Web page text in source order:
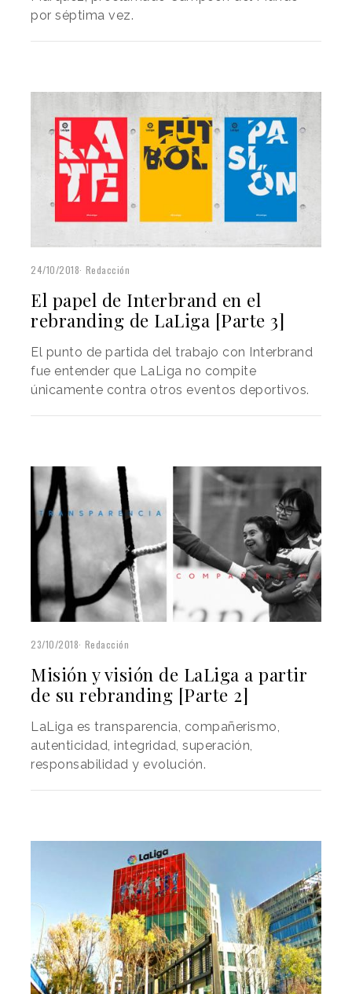
por séptima vez.
24/10/2018 Redacción
El papel de Interbrand en el
rebranding de LaLiga [Parte 3]
El punto de partida del trabajo con Interbrand
fue entender que LaLiga no compite
únicamente contra otros eventos deportivos.
23/10/2018 Redacción
Misión y visión de LaLiga a partir
de su rebranding [Parte 2]
LaLiga es transparencia, compañerismo,
autenticidad, integridad, superación,
responsabilidad y evolución.